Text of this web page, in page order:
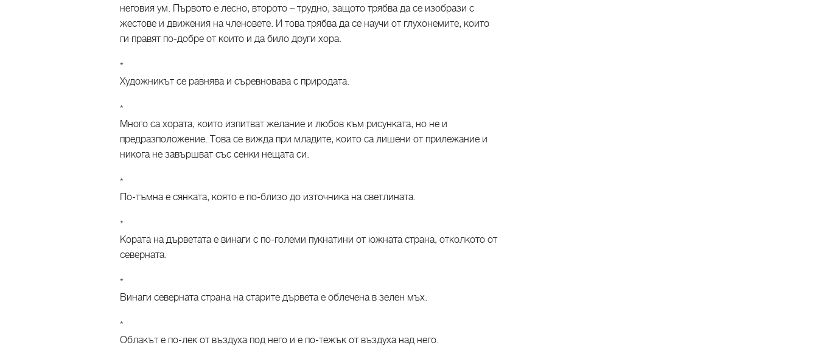
неговия ум. Първото е лесно, второто – трудно, защото трябва да се изобрази с
жестове и движения на членовете. И това трябва да се научи от глухонемите, които
ги правят по-добре от които и да било други хора.
*
Художникът се равнява и съревновава с природата.
*
Много са хората, които изпитват желание и любов към рисунката, но не и
предразположение. Това се вижда при младите, които са лишени от прилежание и
никога не завършват със сенки нещата си.
*
По-тъмна е сянката, която е по-близо до източника на светлината.
*
Кората на дърветата е винаги с по-големи пукнатини от южната страна, отколкото от
северната.
*
Винаги северната страна на старите дървета е облечена в зелен мъх.
*
Облакът е по-лек от въздуха под него и е по-тежък от въздуха над него.